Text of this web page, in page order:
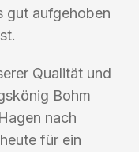
gut aufgehoben
Qualität und
Bohm
nach
für ein